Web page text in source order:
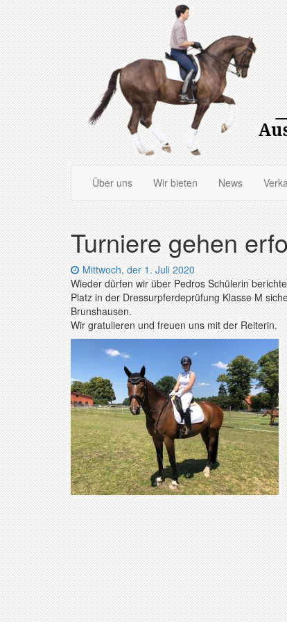
Zum
Hauptinhalt
springen
Über uns Wir bieten News
Turniere gehen
Datum:
Mittwoch, der 1. Juli 2020
Wieder dürfen wir über Pedros Schülerin
Platz in der Dressurpferdeprüfung Klasse M
Brunshausen.
Wir gratulieren und freuen uns mit der Reiterin.